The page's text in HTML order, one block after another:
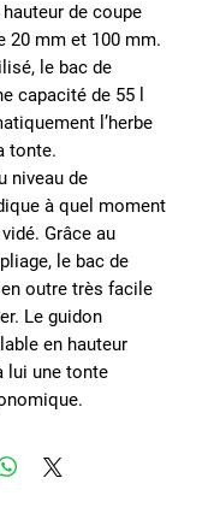
hauteur de coupe
20 mm et 100 mm.
le bac de
capacité de 55 l
l’herbe
tonte.
niveau de
à quel moment
Grâce au
le bac de
outre très facile
Le guidon
en hauteur
lui une tonte
.